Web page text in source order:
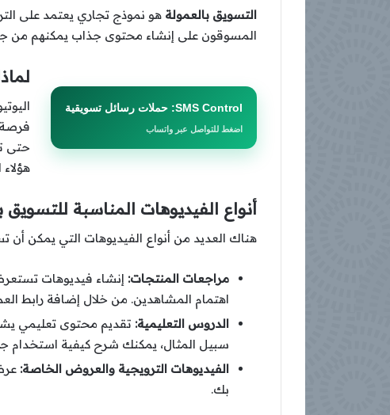
التسويق بالعمولة هو نموذج تجاري يعتمد على
المسوقون على إنشاء محتوى جذاب يمكنهم من
SMS Control: حملات رسائل تسويقية
اضغط للتواصل عبر واتساب
فرصة
حتى
أنواع الفيديوهات المناسبة للتسويق
هناك العديد من أنواع الفيديوهات التي يمكن أن
مراجعات المنتجات: إنشاء فيديوهات
اهتمام المشاهدين. من خلال إضافة رابط
الدروس التعليمية: تقديم محتوى تعليمي
سبيل المثال، يمكنك شرح كيفية استخدام
الفيديوهات الترويجية والعروض الخاصة:
بك.